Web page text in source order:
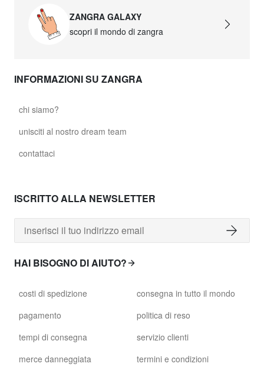
ZANGRA GALAXY
scopri il mondo di zangra
INFORMAZIONI SU ZANGRA
chi siamo?
unisciti al nostro dream team
contattaci
ISCRITTO ALLA NEWSLETTER
HAI BISOGNO DI AIUTO?
costi di spedizione
pagamento
tempi di consegna
merce danneggiata
consegna in tutto il mondo
politica di reso
servizio clienti
termini e condizioni